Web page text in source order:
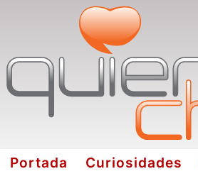
Portada Curiosidades